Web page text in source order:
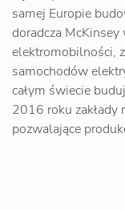
samej Europie
doradcza McKinsey
elektromobilności,
samochodów
całym świecie
2016 roku zakłady
pozwalające